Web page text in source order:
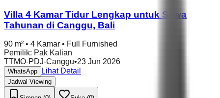
Villa 4 Kamar Tidur Lengkap untuk Sewa
Tahunan di Canggu, Bali
90 m² • 4 Kamar • Full Furnished
Pemilik: Pak Kalian
TTMO-PDJ-Canggu•23 Jun 2026
WhatsApp Lihat Detail
Jadwal Viewing